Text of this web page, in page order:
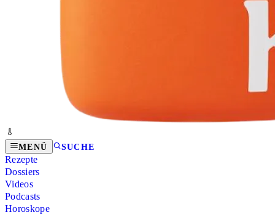
MENÜ SUCHE
Rezepte
Dossiers
Videos
Podcasts
Horoskope